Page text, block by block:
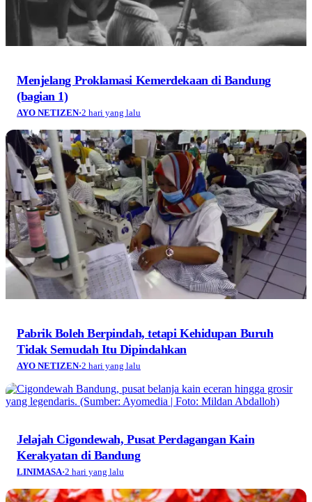
Menjelang Proklamasi Kemerdekaan di Bandung
(bagian 1)
AYO NETIZEN·2 hari yang lalu
Pabrik Boleh Berpindah, tetapi Kehidupan Buruh
Tidak Semudah Itu Dipindahkan
AYO NETIZEN·2 hari yang lalu
Jelajah Cigondewah, Pusat Perdagangan Kain
Kerakyatan di Bandung
LINIMASA·2 hari yang lalu